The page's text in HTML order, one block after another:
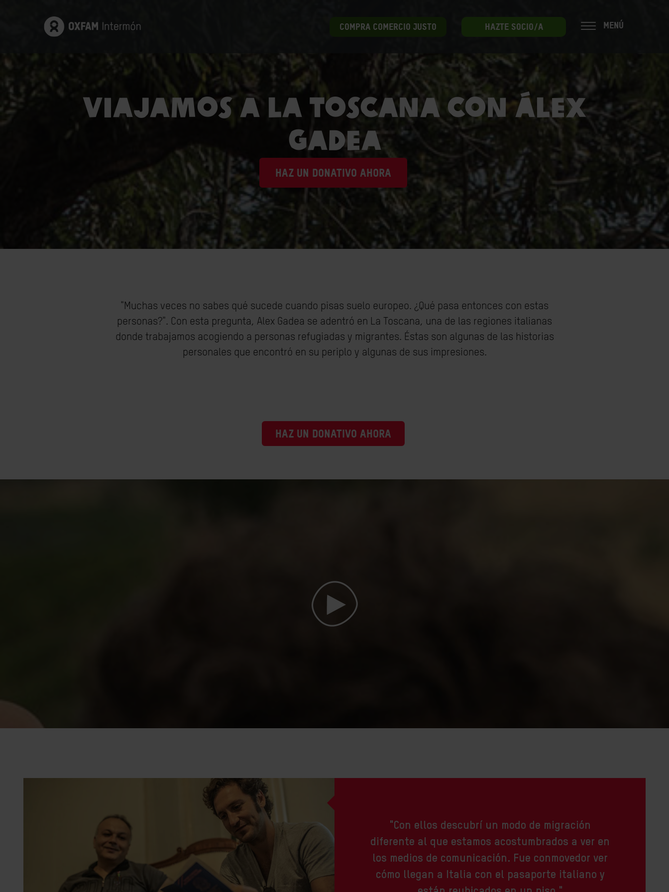
COMPRA COMERCIO JUSTO HAZTE SOCIO/A MENÚ
Viajamos a la Toscana con Álex
Gadea
HAZ UN DONATIVO AHORA
"Muchas veces no sabes qué sucede cuando pisas suelo europeo. ¿Qué pasa entonces con estas
personas?". Con esta pregunta, Alex Gadea se adentró en La Toscana, una de las regiones italianas
donde trabajamos acogiendo a personas refugiadas y migrantes. Éstas son algunas de las historias
personales que encontró en su periplo y algunas de sus impresiones.
HAZ UN DONATIVO AHORA
"Con ellos descubrí un modo de migración
diferente al que estamos acostumbrados a ver en
los medios de comunicación. Fue conmovedor ver
cómo llegan a Italia con el pasaporte italiano y